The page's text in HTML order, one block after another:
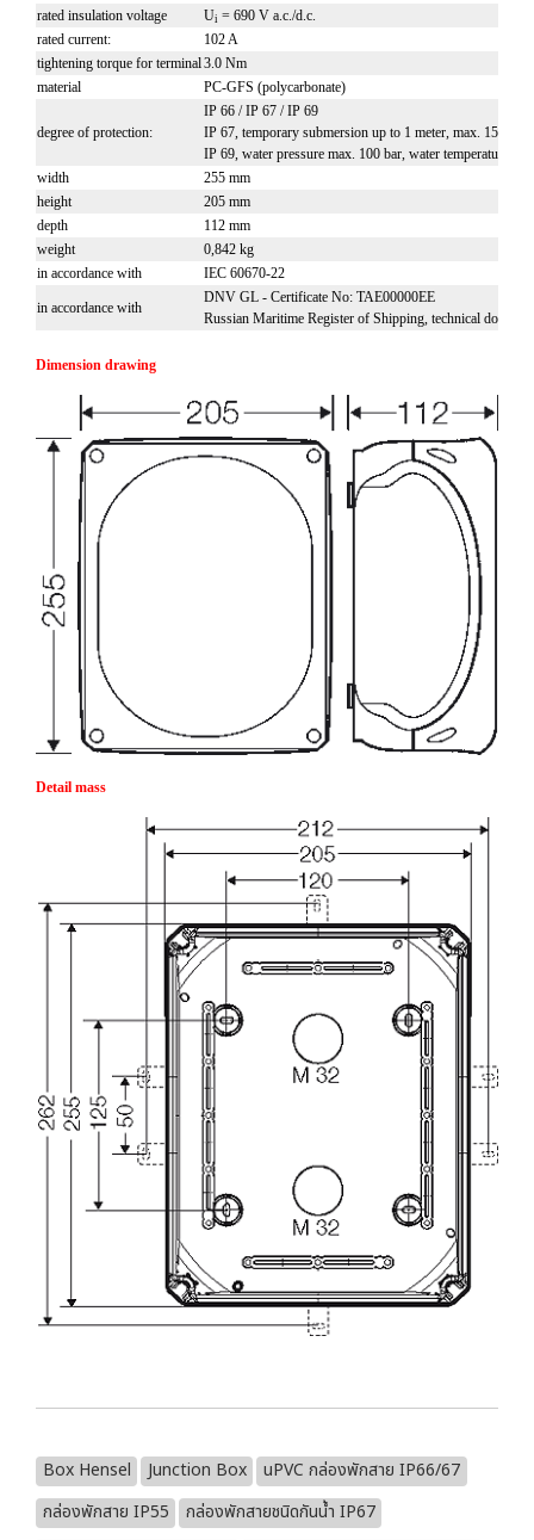
rated insulation voltage Ui = 690 V a.c./d.c.
rated current:
102 A
tightening torque for terminal3.0 Nm
material
PC-GFS (polycarbonate)
degree of protection:
IP 66 / IP 67 / IP 69
IP 67, temporary submersion up to 1 meter, max. 15
IP 69, water pressure max. 100 bar, water temperature
width
255 mm
height
205 mm
depth
112 mm
weight
0,842 kg
in accordance with
IEC 60670-22
in accordance with
DNV GL - Certificate No: TAE00000EE
Russian Maritime Register of Shipping, technical
Dimension drawing
Detail mass
Box Hensel Junction Box
uPVC กล่องพักสาย IP66/67
กล่องพักสาย IP55
กล่องพักสายชนิดกันน้ำ IP67